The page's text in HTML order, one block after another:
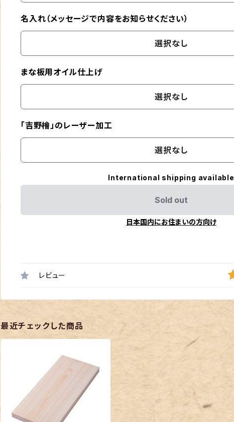
名入れ（メッセージで内容をお知らせください）
選択なし
まな板用オイル仕上げ
選択なし
「吉野檜」のレーザー加工
選択なし
International shipping available
Sold out
日本国内にお住まいの方向け
レビュー
最近チェックした商品